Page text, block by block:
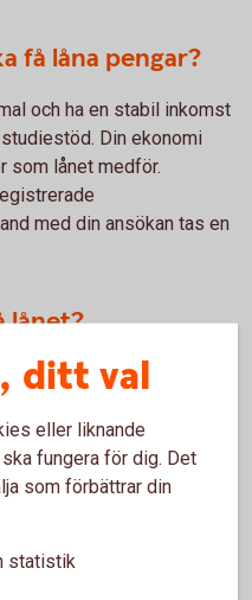
få låna pengar?
och ha en stabil inkomst
Din ekonomi
som lånet medför.
med din ansökan tas en
lånet?
16,09 % (senaste
individuellt efter dina
online och den blir
in på ditt konto direkt
ditt val
eller liknande
fungera för dig. Det
som förbättrar din
statistik